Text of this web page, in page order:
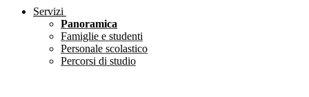
Servizi
Panoramica
Famiglie e studenti
Personale scolastico
Percorsi di studio